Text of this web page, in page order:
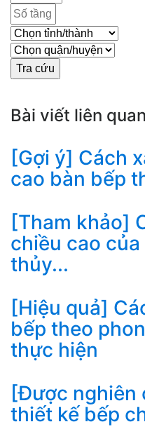
Bài viết liên quan
[Gợi ý] Cách
cao bàn bếp
[Tham khảo]
chiều cao
thủy...
[Hiệu quả]
bếp theo
thực hiện
[Được nghiên
thiết kế bếp